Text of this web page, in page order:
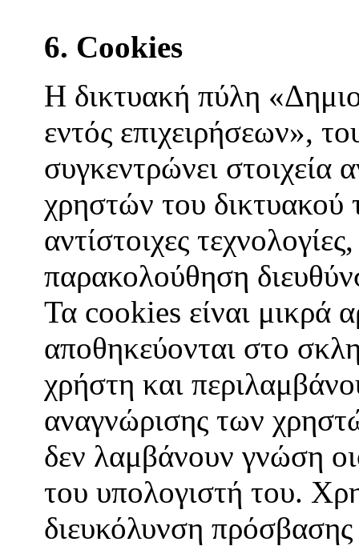
6. Cookies
Η δικτυακή πύλη
εντός επιχειρήσεων»,
συγκεντρώνει στοιχεία
χρηστών του δικτυακού
αντίστοιχες
παρακολούθηση
Τα cookies είναι μικρά
αποθηκεύονται στο
χρήστη και
αναγνώρισης των
δεν λαμβάνουν γνώση
του υπολογιστή του.
διευκόλυνση